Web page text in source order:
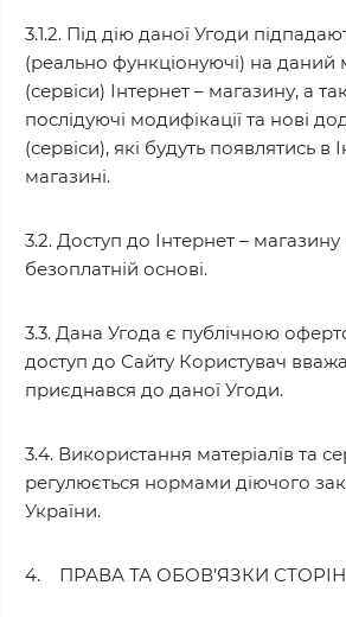
3.1.2. Під дію даної Угоди
(реально функціонуючі) на даний
(сервіси) Інтернет – магазину, а
послідуючі модифікації та нові
(сервіси), які будуть появлятись в
магазині.
3.2. Доступ до Інтернет –
безоплатній основі.
3.3. Дана Угода є публічною
доступ до Сайту Користувач
приєднався до даної Угоди.
3.4. Використання матеріалів та
регулюється нормами діючого
України.
4. ПРАВА ТА ОБОВ’ЯЗКИ